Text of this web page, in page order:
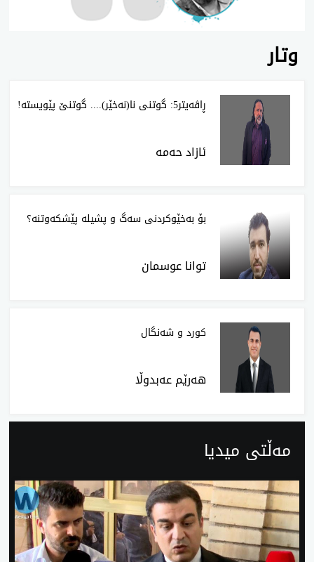
وتار
‌ڕاڤەیتر5: گوتنی نا(نەخێر).... گوتنێ پێویستە!
ئازاد حەمە
‌بۆ بەخێوکردنی سەگ و پشیلە پێشکەوتنە؟
توانا عوسمان
‌کورد و شەنگال
هەرێم عەبدوڵا
مەڵتی میدیا